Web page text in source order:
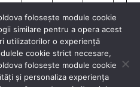
ian. »
folosește module cookie
similare pentru a opera acest
utilizatorilor o experiență
cookie strict necesare,
folosește module cookie
și personaliza experiența